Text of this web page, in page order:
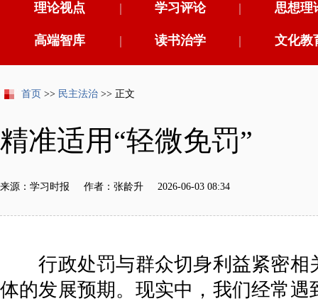
理论视点 学习评论
| 思想理
|
高端智库 读书治学
| 文化教
|
首页 >> 民主法治 >> 正文
精准适用“轻微免罚”
来源：学习时报 作者：张龄升 2026-06-03 08:34
行政处罚与群众切身利益紧密相
体的发展预期。现实中，我们经常